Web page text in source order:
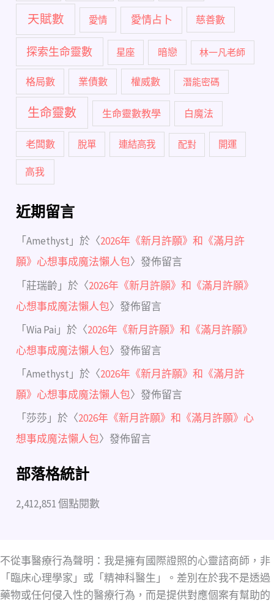
天賦數 愛情 愛情占卜 慈善數
探索生命靈數 星座 暗戀 林一凡老師
格局數 業債數 權威數 潛能密碼
生命靈數 生命靈數教學 白魔法
老闆數 脫單 連結高我 配對 開運
高我
近期留言
「Amethyst 」於〈2026年《新月許願》和《滿月許
願》心想事成魔法懶人包〉發佈留言
「莊瑞齡 」於〈2026年《新月許願》和《滿月許願》
心想事成魔法懶人包〉發佈留言
「Wia Pai 」於〈2026年《新月許願》和《滿月許願》
心想事成魔法懶人包〉發佈留言
「Amethyst 」於〈2026年《新月許願》和《滿月許
願》心想事成魔法懶人包〉發佈留言
「 莎莎 」於〈2026年《新月許願》和《滿月許願》心
想事成魔法懶人包〉發佈留言
部落格統計
2,412,851 個點閱數
不從事醫療行為聲明：我是擁有國際證照的心靈諮商師，非
「臨床心理學家」或「精神科醫生」。差別在於我不是透過
藥物或任何侵入性的醫療行為，而是提供對應個案有幫助的